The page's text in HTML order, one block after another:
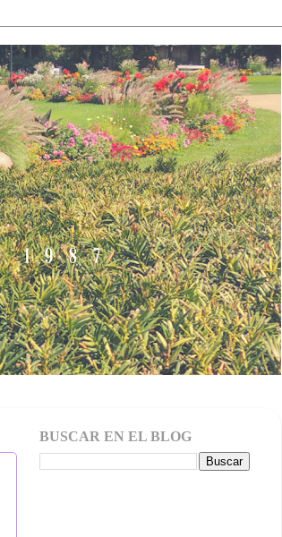
BUSCAR EN EL BLOG